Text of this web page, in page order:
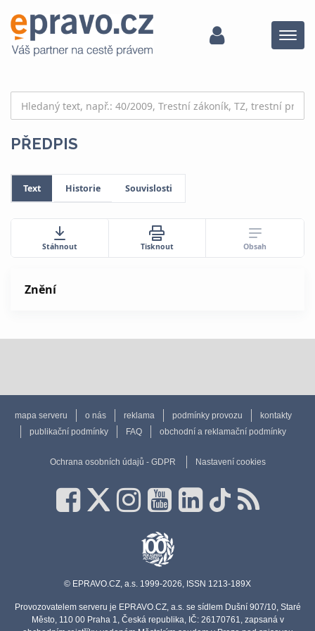
Menu
PŘEDPIS
Text Historie Souvislosti
Stáhnout Tisknout Obsah
Znění
mapa serveru o nás reklama podmínky provozu
kontakty
publikační podmínky
FAQ obchodní a reklamační podmínky
Ochrana osobních údajů - GDPR Nastavení cookies
© EPRAVO.CZ, a.s. 1999-2026, ISSN 1213-189X
Provozovatelem serveru je EPRAVO.CZ, a.s. se sídlem Dušní 907/10, Staré
Město, 110 00 Praha 1, Česká republika, IČ: 26170761, zapsaná v